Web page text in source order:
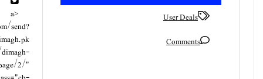
User Deals
Comments
<a
send?
2/"